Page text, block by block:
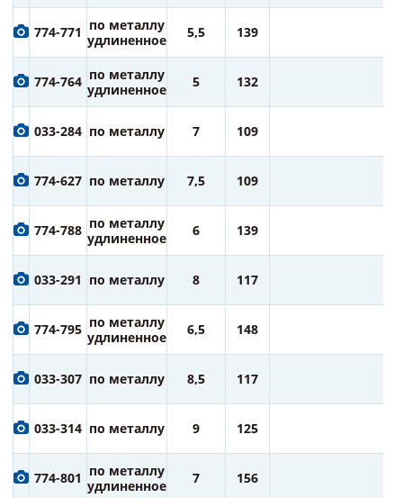
774-771 по металлу
удлиненное
5,5 139
774-764 по металлу
удлиненное
5 132
033-284 по металлу 7 109
774-627 по металлу 7,5 109
774-788 по металлу
удлиненное
6 139
033-291 по металлу 8 117
774-795 по металлу
удлиненное
6,5 148
033-307 по металлу 8,5 117
033-314 по металлу 9 125
774-801 по металлу
удлиненное
7 156